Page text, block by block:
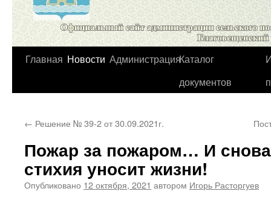
Перейти
Главная Новости АдминистрацияКаталог
документов
← Решение № 39-2 от 30.09.2021г.
Пожар за пожаром… И
стихия уносит жизни!
Опубликовано 12 октября, 2021 автором Игорь Расторгуев